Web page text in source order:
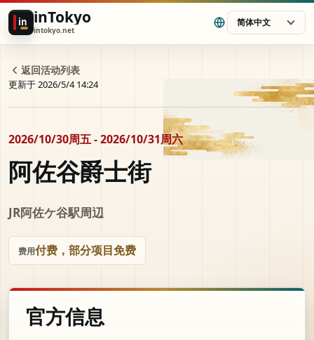
in inTokyo
intokyo.net
简体中文
返回活动列表
更新于 2026/5/4 14:24
2026/10/30周五 - 2026/10/31周六
阿佐谷爵士街
JR阿佐ケ谷駅周辺
费用付费，部分项目免费
官方信息